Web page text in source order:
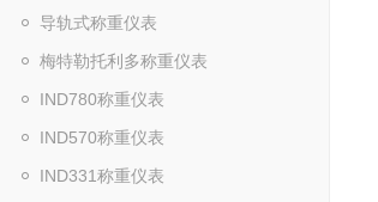
导轨式称重仪表
梅特勒托利多称重仪表
IND780称重仪表
IND570称重仪表
IND331称重仪表